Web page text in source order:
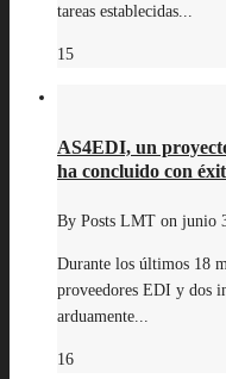
tareas establecidas...
15
AS4EDI, un
ha concluido con
By Posts LMT on junio
Durante los últimos 18
proveedores EDI y dos
arduamente...
16